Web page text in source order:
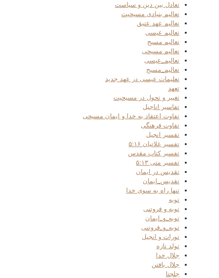
تعادل بین دین و سیاست
تعالیم بنیادی مسیحیت
تعالیم عهد عتیق
تعالیم عیسی
تعالیم مسیح
تعالیم مسیحی
تعالیم_عیسی
تعالیم_مسیح
تعلیمات عیسی در عهد جدید
تعهد
تغییر و تحول در مسیحیت
تفاسیر اناجیل
تفاوت اعتقاد به خدا و ایمان مسیحی
تفاوت فرهنگی
تفسیر انجیل
تفسیر غلاتیان ۵:۱۶
تفسیر کتاب مقدس
تفسیر متی ۵:۱۳
تقدیس در ایمان
تقدیس_ایمان
تنها راه به سوی خدا
توبه
توبه و فروتنی
توبه_و_ایمان
توبه_و_فروتنی
تورات و انجیل
تولد تازه
جلال خدا
جلال یافتن
جلجتا